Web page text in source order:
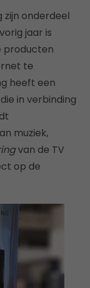
zijn onderdeel
jaar is
producten
te
heeft een
in verbinding
muziek,
van de TV
op de